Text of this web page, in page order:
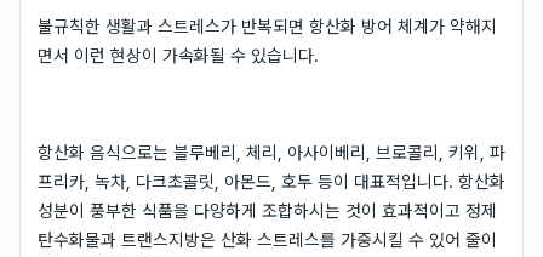
불규칙한 생활과 스트레스가 반복되면 항산화 방어 체계가 약해지
면서 이런 현상이 가속화될 수 있습니다.
항산화 음식으로는 블루베리, 체리, 아사이베리, 브로콜리, 키위, 파
프리카, 녹차, 다크초콜릿, 아몬드, 호두 등이 대표적입니다. 항산화
성분이 풍부한 식품을 다양하게 조합하시는 것이 효과적이고 정제
탄수화물과 트랜스지방은 산화 스트레스를 가중시킬 수 있어 줄이